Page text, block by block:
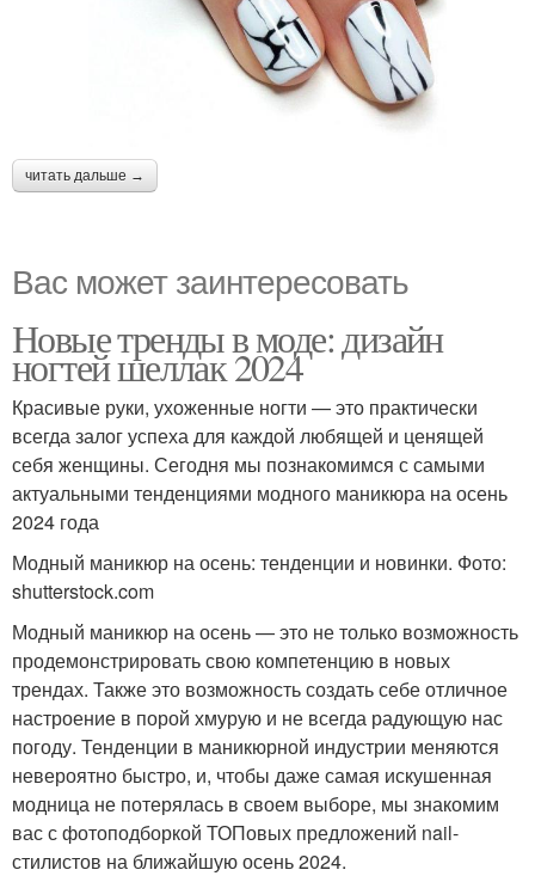
читать дальше →
Вас может заинтересовать
Новые тренды в моде: дизайн
ногтей шеллак 2024
Красивые руки, ухоженные ногти — это практически
всегда залог успеха для каждой любящей и ценящей
себя женщины. Сегодня мы познакомимся с самыми
актуальными тенденциями модного маникюра на осень
2024 года
Модный маникюр на осень: тенденции и новинки. Фото:
shutterstock.com
Модный маникюр на осень — это не только возможность
продемонстрировать свою компетенцию в новых
трендах. Также это возможность создать себе отличное
настроение в порой хмурую и не всегда радующую нас
погоду. Тенденции в маникюрной индустрии меняются
невероятно быстро, и, чтобы даже самая искушенная
модница не потерялась в своем выборе, мы знакомим
вас с фотоподборкой ТОПовых предложений nail-
стилистов на ближайшую осень 2024.